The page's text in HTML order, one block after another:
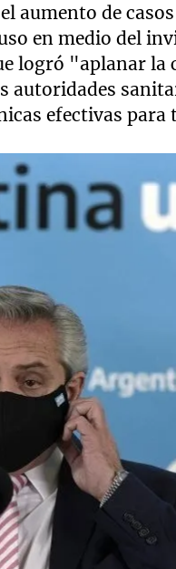
aumento de
en medio del
logró "aplanar la
autoridades
efectivas para